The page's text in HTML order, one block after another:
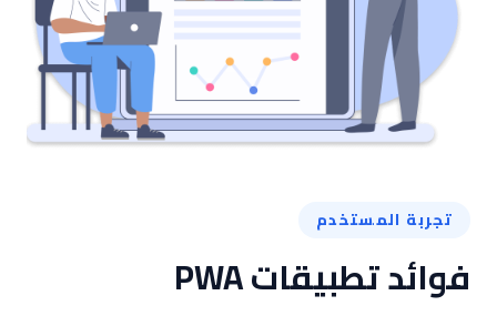
تجربة المستخدم
فوائد تطبيقات PWA